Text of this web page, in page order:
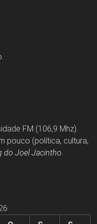
FM (106,9 Mhz).
pouco (política, cultura,
do Joel Jacintho